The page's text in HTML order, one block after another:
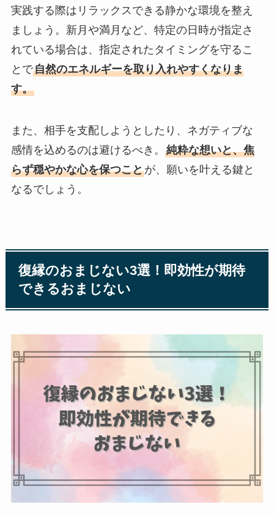
実践する際はリラックスできる静かな環境を整え
ましょう。新月や満月など、特定の日時が指定さ
れている場合は、指定されたタイミングを守るこ
とで自然のエネルギーを取り入れやすくなりま
す。
また、相手を支配しようとしたり、ネガティブな
感情を込めるのは避けるべき。 純粋な想いと、焦
らず穏やかな心を保つことが、願いを叶える鍵と
なるでしょう。
復縁のおまじない3選！即効性が期待
できるおまじない